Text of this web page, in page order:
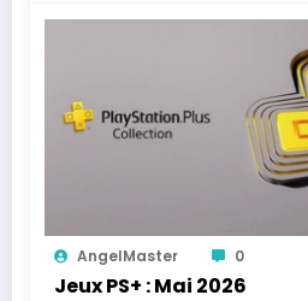
AngelMaster 0
Jeux PS+ : Mai 2026